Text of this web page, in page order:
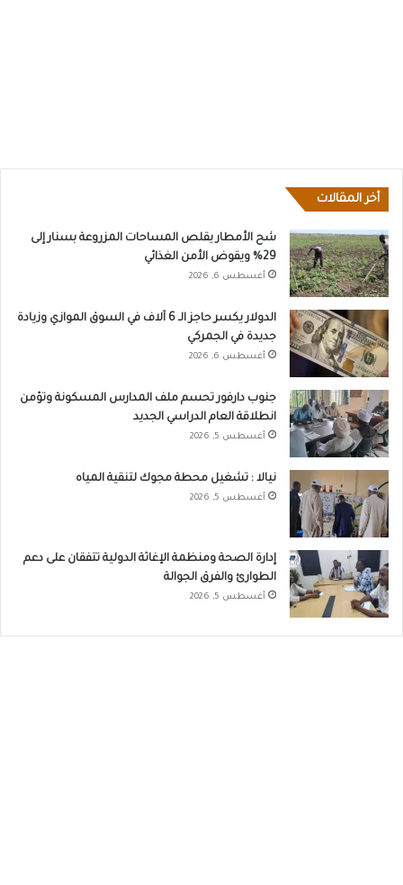
أخر المقالات
شح الأمطار يقلص المساحات المزروعة بسنار إلى
29% ويقوض الأمن الغذائي
أغسطس 6, 2026
الدولار يكسر حاجز الـ 6 آلاف في السوق الموازي وزيادة
جديدة في الجمركي
أغسطس 6, 2026
جنوب دارفور تحسم ملف المدارس المسكونة وتؤمن
انطلاقة العام الدراسي الجديد
أغسطس 5, 2026
نيالا : تشغيل محطة مجوك لتنقية المياه
أغسطس 5, 2026
إدارة الصحة ومنظمة الإغاثة الدولية تتفقان على دعم
الطوارئ والفرق الجوالة
أغسطس 5, 2026